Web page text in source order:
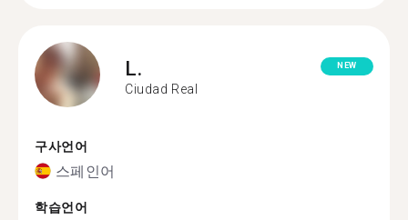
L.
Ciudad Real
NEW
구사언어
스페인어
학습언어